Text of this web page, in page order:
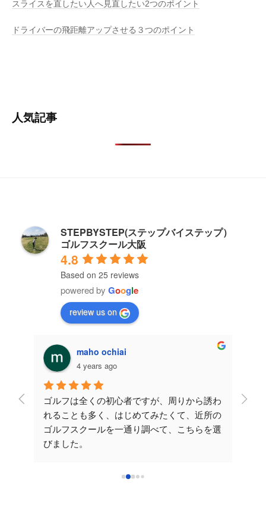
スライスを直したい人へ見直したい2つのポイント
ドライバーの飛距離アップさせる３つのポイント
人気記事
STEPBYSTEP(ステップバイステップ）
ゴルフスクール大阪
4.8
Based on 25 reviews
powered by Google
review us on
ス
maho ochiai
4 years ago
ゴルフは全くの初心者ですが、周りから誘わ
れることも多く、はじめてみたくて、近所の
ゴルフスクールを一通り調べて、こちらを選
びました。
いです。次のレッスンも楽しみです！こちら
こ